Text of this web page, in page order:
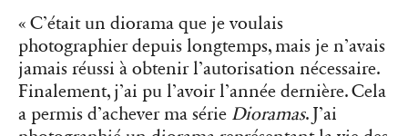
« C’était un diorama que je voulais
photographier depuis longtemps, mais je n’avais
jamais réussi à obtenir l’autorisation nécessaire.
Finalement, j’ai pu l’avoir l’année dernière. Cela
a permis d’achever ma série Dioramas. J’ai